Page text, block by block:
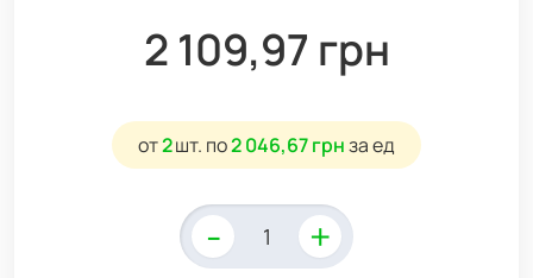
2 109,97 грн
от2шт. по2 046,67 грнза ед
- +